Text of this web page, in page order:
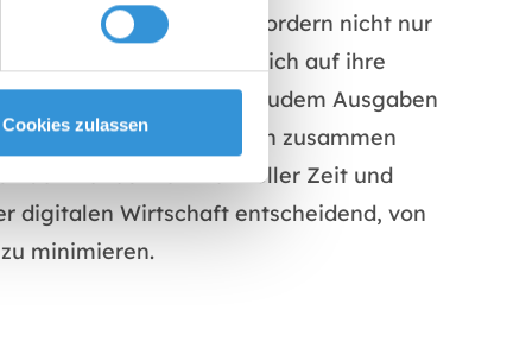
Cookies zulassen
Diese Maßnahmen erfordern nicht nur
investieren, anstatt sich auf ihre
Wahl war, kommen zudem Ausgaben
All diese Faktoren zusammen
den Verlust von wertvoller Zeit und
digitalen Wirtschaft entscheidend, von
minimieren.